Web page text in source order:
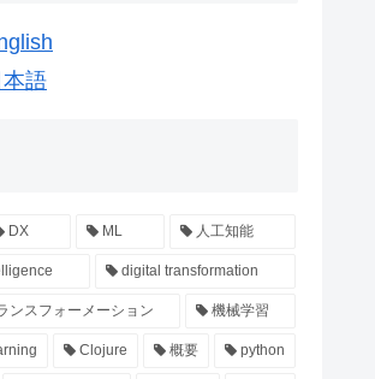
語
DX ML 人工知能
digital transformation
ンスフォーメーション 機械学習
Clojure 概要 python